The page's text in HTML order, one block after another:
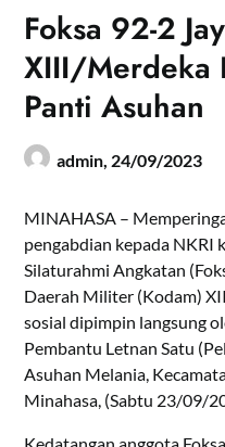
Foksa 92-2
XIII/Merdeka
Panti Asuhan
admin, 24/09/2023
MINAHASA –
pengabdian kepada NKRI
Silaturahmi Angkatan
Daerah Militer (Kodam)
sosial dipimpin langsung
Pembantu Letnan Satu
Asuhan Melania,
Minahasa, (Sabtu 23/09/